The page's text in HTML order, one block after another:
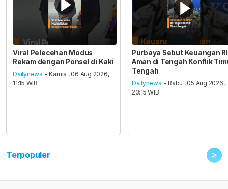
Viral Pelecehan Modus
Rekam dengan Ponsel di Kaki
Dailynews - Kamis , 06 Aug 2026,
11:15 WIB
Purbaya Sebut Keuangan RI
Aman di Tengah Konflik
Tengah
Dailynews - Rabu , 05 Aug 2026,
23:15 WIB
Terpopuler >